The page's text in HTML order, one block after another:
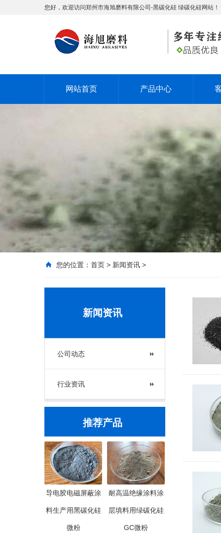
您好，欢迎访问郑州市海旭磨料有限公司-黑碳化硅 绿碳化硅网站！
网站首页 产品中心
您的位置： 首页 > 新闻资讯 >
新闻资讯
公司动态
行业资讯
推荐产品
导电胶电磁屏蔽涂
料生产用黑碳化硅
微粉
耐高温绝缘涂料涂
层填料用绿碳化硅
GC微粉